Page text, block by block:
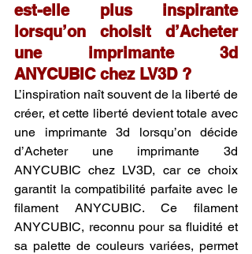
est-elle plus inspirante
lorsqu’on choisit d’Acheter
une imprimante 3d
ANYCUBIC chez LV3D ?
L’inspiration naît souvent de la liberté de
créer, et cette liberté devient totale avec
une imprimante 3d lorsqu’on décide
d’Acheter une imprimante 3d
ANYCUBIC chez LV3D, car ce choix
garantit la compatibilité parfaite avec le
filament ANYCUBIC. Ce filament
ANYCUBIC, reconnu pour sa fluidité et
sa palette de couleurs variées, permet